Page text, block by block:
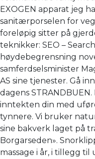
EXOGEN apparat jeg
sanitærporselen for
foreløpig sitter på
teknikker: SEO –
høydebegrensning
samferdselsminister
AS sine tjenester. Gå
dagens
inntekten din med
tynnere. Vi bruker
sine bakverk laget på
Borgarseden».
massage i år, i tillegg